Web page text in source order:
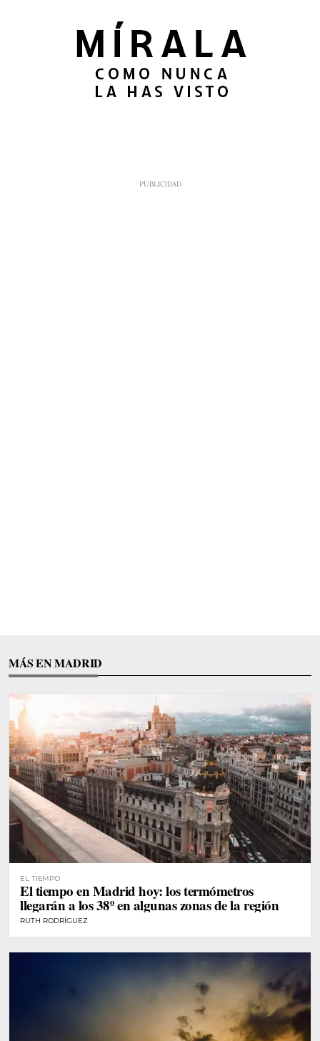
MÁS EN MADRID
EL TIEMPO
El tiempo en Madrid hoy: los termómetros
llegarán a los 38º en algunas zonas de la región
RUTH RODRÍGUEZ